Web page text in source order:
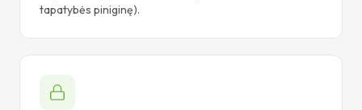
tapatybės piniginę).